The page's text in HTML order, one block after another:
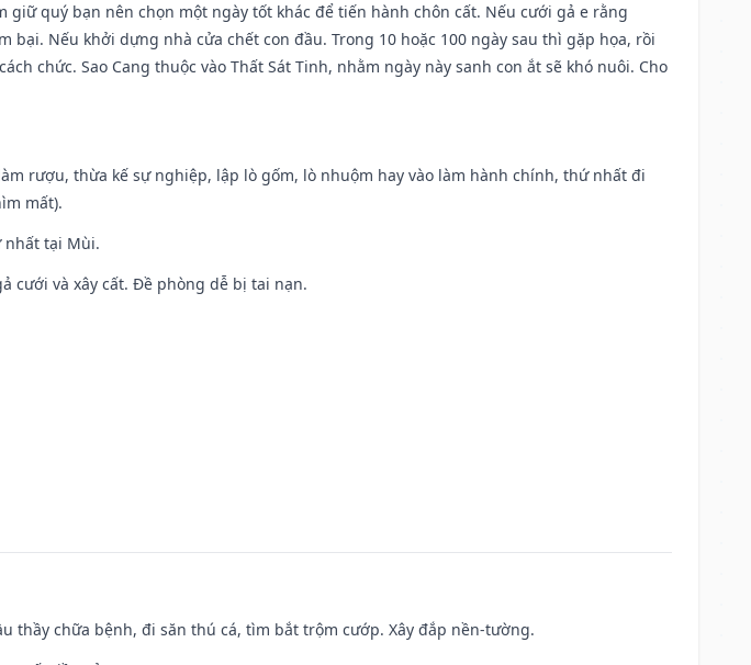
giữ quý bạn nên chọn một ngày tốt khác để tiến hành chôn cất. Nếu cưới gả e rằng
Nếu khởi dựng nhà cửa chết con đầu. Trong 10 hoặc 100 ngày sau thì gặp họa, rồi
chức. Sao Cang thuộc vào Thất Sát Tinh, nhằm ngày này sanh con ắt sẽ khó nuôi. Cho
rượu, thừa kế sự nghiệp, lập lò gốm, lò nhuộm hay vào làm hành chính, thứ nhất đi
mất).
nhất tại Mùi.
cưới và xây cất. Đề phòng dễ bị tai nạn.
thầy chữa bệnh, đi săn thú cá, tìm bắt trộm cướp. Xây đắp nền-tường.